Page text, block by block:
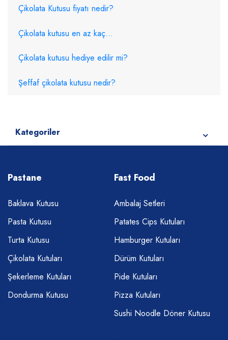
Çikolata Kutusu fiyatı nedir?
Çikolata kutusu en az kaç...
Çikolata kutusu hediye edilir mi?
Şeffaf çikolata kutusu nedir?
Kategoriler
Pastane
Baklava Kutusu
Pasta Kutusu
Turta Kutusu
Çikolata Kutuları
Şekerleme Kutuları
Dondurma Kutusu
Fast Food
Ambalaj Setleri
Patates Cips Kutuları
Hamburger Kutuları
Dürüm Kutuları
Pide Kutuları
Pizza Kutuları
Sushi Noodle Döner Kutusu